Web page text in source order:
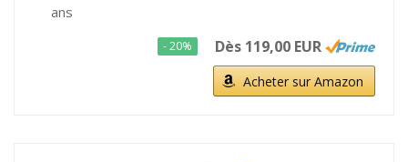
ans
- 20% Dès 119,00 EUR
Acheter sur Amazon